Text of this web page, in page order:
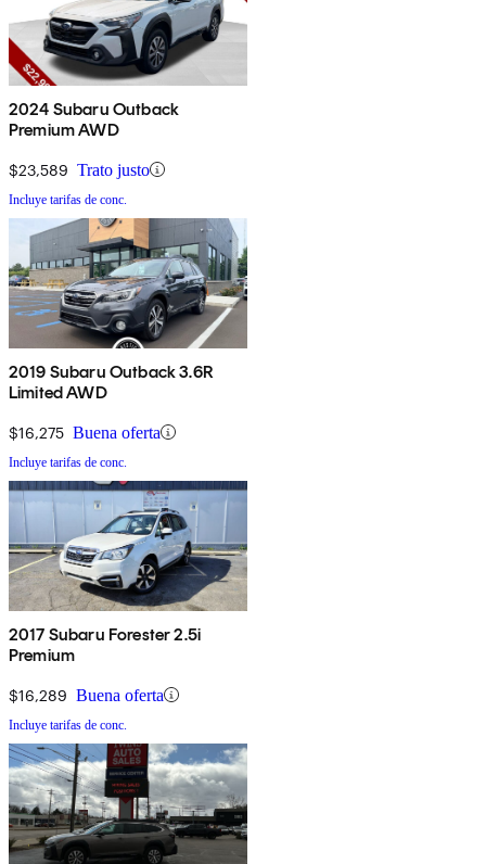
2024 Subaru Outback
Premium AWD
$23,589 Trato justo
Incluye tarifas de conc.
2019 Subaru Outback 3.6R
Limited AWD
$16,275 Buena oferta
Incluye tarifas de conc.
2017 Subaru Forester 2.5i
Premium
$16,289 Buena oferta
Incluye tarifas de conc.